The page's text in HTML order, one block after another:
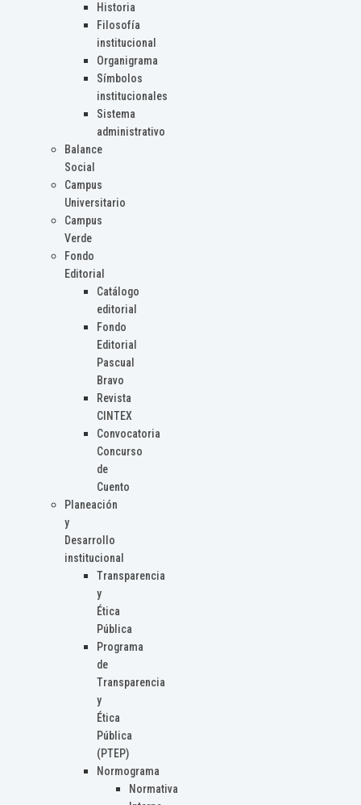
Historia
Filosofía
institucional
Organigrama
Símbolos
institucionales
Sistema
administrativo
Balance
Social
Campus
Universitario
Campus
Verde
Fondo
Editorial
Catálogo
editorial
Fondo
Editorial
Pascual
Bravo
Revista
CINTEX
Convocatoria
Concurso
de
Cuento
Planeación
y
Desarrollo
institucional
Transparencia
y
Ética
Pública
Programa
de
Transparencia
y
Ética
Pública
(PTEP)
Normograma
Normativa